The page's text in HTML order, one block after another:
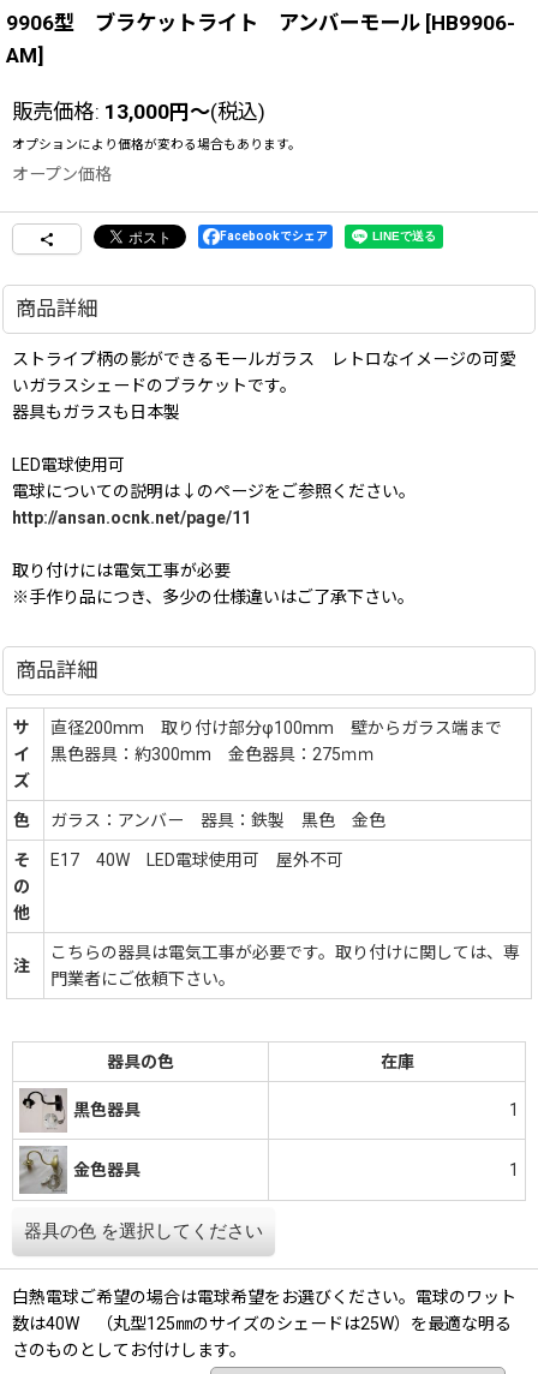
9906型 ブラケットライト アンバーモール [HB9906-
AM]
販売価格: 13,000円 ～(税込)
オプションにより価格が変わる場合もあります。
オープン価格
Facebookでシェア
商品詳細
ストライプ柄の影ができるモールガラス レトロなイメージの可愛
いガラスシェードのブラケットです。
器具もガラスも日本製
LED電球使用可
電球についての説明は↓のページをご参照ください。
http://ansan.ocnk.net/page/11
取り付けには電気工事が必要
※手作り品につき、多少の仕様違いはご了承下さい。
商品詳細
サ
イ
ズ
直径200mm 取り付け部分φ100mm 壁からガラス端まで
黒色器具：約300mm 金色器具：275ｍｍ
色 ガラス：アンバー 器具：鉄製 黒色 金色
そ
の
他
E17 40W LED電球使用可 屋外不可
注
こちらの器具は電気工事が必要です。取り付けに関しては、専
門業者にご依頼下さい。
器具の色 在庫
黒色器具 1
金色器具 1
器具の色 を選択してください
白熱電球ご希望の場合は電球希望をお選びください。電球のワット
数は40W （丸型125㎜のサイズのシェードは25W）を最適な明る
さのものとしてお付けします。